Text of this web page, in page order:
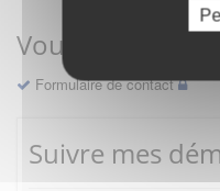
Vous avez une
Formulaire de contact
Suivre mes